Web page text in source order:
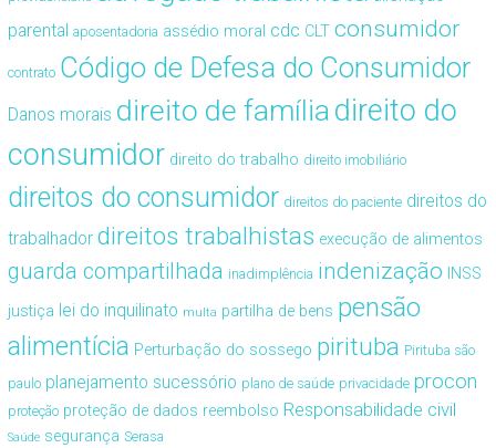
parental aposentadoria assédio moral cdc CLT consumidor
contrato Código de Defesa do Consumidor
Danos morais direito de famíliadireito do
consumidor direito do trabalho direito imobiliário
direitos do consumidor direitos do paciente direitos do
trabalhador direitos trabalhistas execução de alimentos
guarda compartilhada inadimplência indenização INSS
justiça lei do inquilinato multa partilha de bens pensão
alimentícia Perturbação do sossego pirituba Pirituba são
paulo planejamento sucessório plano de saúde privacidade procon
proteção proteção de dados reembolso Responsabilidade civil
Saúde segurança Serasa